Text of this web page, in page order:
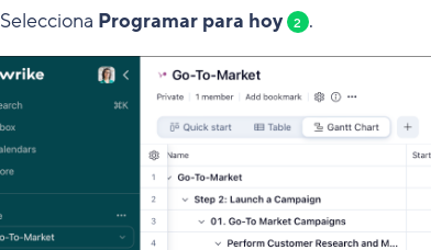
Selecciona Programar para hoy 2 .